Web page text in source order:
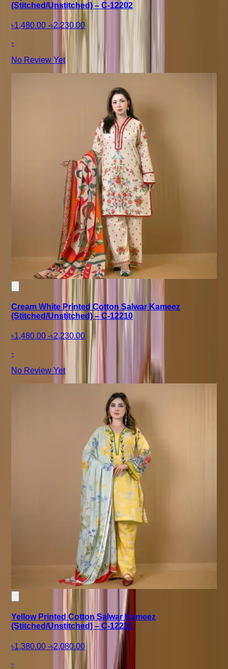
(Stitched/Unstitched) – C-12202
৳1,480.00 -৳2,230.00
-
No Review Yet
Cream White Printed Cotton Salwar Kameez
(Stitched/Unstitched) – C-12210
৳1,480.00 -৳2,230.00
-
No Review Yet
Yellow Printed Cotton Salwar Kameez
(Stitched/Unstitched) – C-12221
৳1,380.00 -৳2,080.00
-